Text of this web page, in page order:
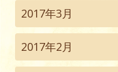
2017年3月
2017年2月